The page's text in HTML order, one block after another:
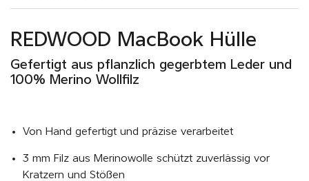
REDWOOD MacBook Hülle
Gefertigt aus pflanzlich gegerbtem Leder und
100% Merino Wollfilz
Von Hand gefertigt und präzise verarbeitet
3 mm Filz aus Merinowolle schützt zuverlässig vor
Kratzern und Stößen